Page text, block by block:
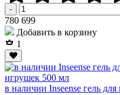
-
780 Р
699Р
Добавить в корзину
1
в наличии Inseense гель